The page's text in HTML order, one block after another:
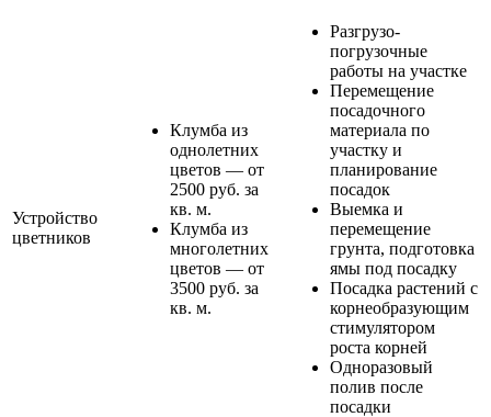
Устройство
цветников
Клумба из
однолетних
цветов — от
2500 руб. за
кв. м.
Клумба из
многолетних
цветов — от
3500 руб. за
кв. м.
Разгрузо-
погрузочные
работы на участке
Перемещение
посадочного
материала по
участку и
планирование
посадок
Выемка и
перемещение
грунта, подготовка
ямы под посадку
Посадка растений с
корнеобразующим
стимулятором
роста корней
Одноразовый
полив после
посадки